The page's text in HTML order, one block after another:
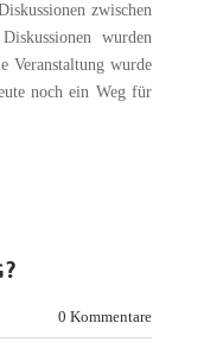
zwischen
wurden
Veranstaltung wurde
noch ein Weg für
0 Kommentare